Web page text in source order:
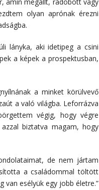
olyan aprónak érezni
lányka, aki idetipeg a csini
a képek a prospektusban,
a minket körülvevő
a való világba. Leforrázva
végig, hogy végre
biztatva magam, hogy
de nem jártam
a családommal töltött
van esélyük egy jobb életre.”